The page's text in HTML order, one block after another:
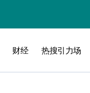
财经 热搜引力场